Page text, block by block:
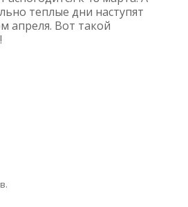
теплые дни наступят
апреля. Вот такой